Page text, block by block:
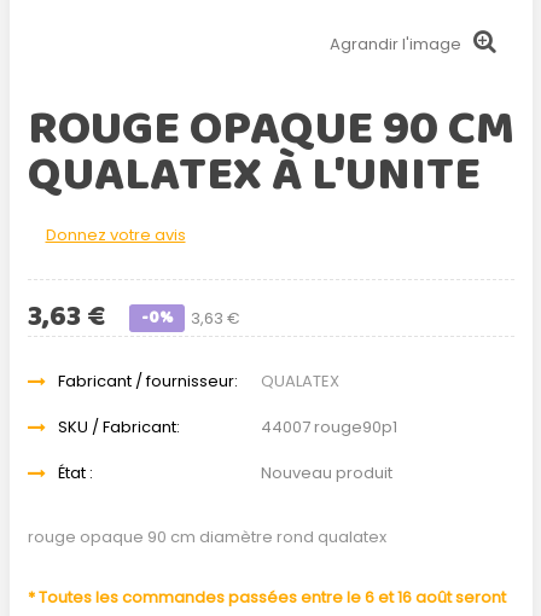
Agrandir l'image
ROUGE OPAQUE 90 CM
QUALATEX À L'UNITE
Donnez votre avis
3,63 €
3,63 € -0%
Fabricant / fournisseur:
QUALATEX
SKU / Fabricant:
44007 rouge90p1
État :
Nouveau produit
rouge opaque 90 cm diamètre rond qualatex
* Toutes les commandes passées entre le 6 et 16 août seront